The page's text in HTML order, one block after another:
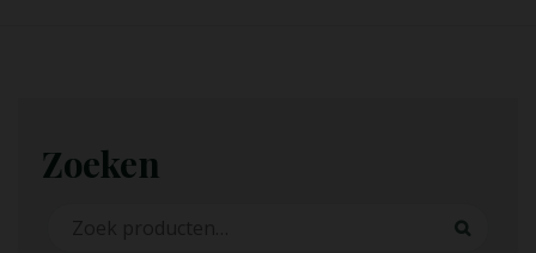
Zoeken
Zoeken